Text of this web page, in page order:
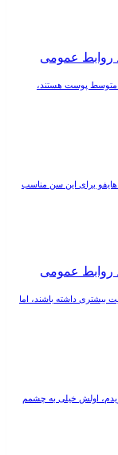
روابط عمومی
متوسط پوست هستند،
هایفو برای این سن مناسب
روابط عمومی
داشته باشند، اما
اولش خیلی به چشمم